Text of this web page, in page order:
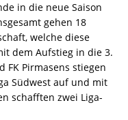
in die neue Saison
gehen 18
welche diese
dem Aufstieg in die 3.
FK Pirmasens stiegen
Südwest auf und mit
schafften zwei Liga-